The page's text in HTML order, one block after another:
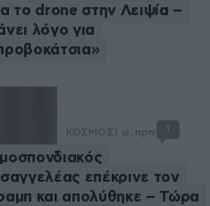
το drone στην Λειψία –
λόγο για
ΚΟΣΜΟΣ 1 ω. πριν
επέκρινε τον
και απολύθηκε – Τώρα